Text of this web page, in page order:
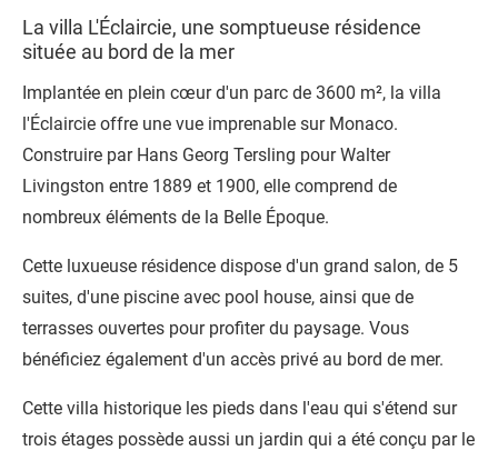
La villa L'Éclaircie, une somptueuse résidence
située au bord de la mer
Implantée en plein cœur d'un parc de 3600 m², la villa
l'Éclaircie offre une vue imprenable sur Monaco.
Construire par Hans Georg Tersling pour Walter
Livingston entre 1889 et 1900, elle comprend de
nombreux éléments de la Belle Époque.
Cette luxueuse résidence dispose d'un grand salon, de 5
suites, d'une piscine avec pool house, ainsi que de
terrasses ouvertes pour profiter du paysage. Vous
bénéficiez également d'un accès privé au bord de mer.
Cette villa historique les pieds dans l'eau qui s'étend sur
trois étages possède aussi un jardin qui a été conçu par le